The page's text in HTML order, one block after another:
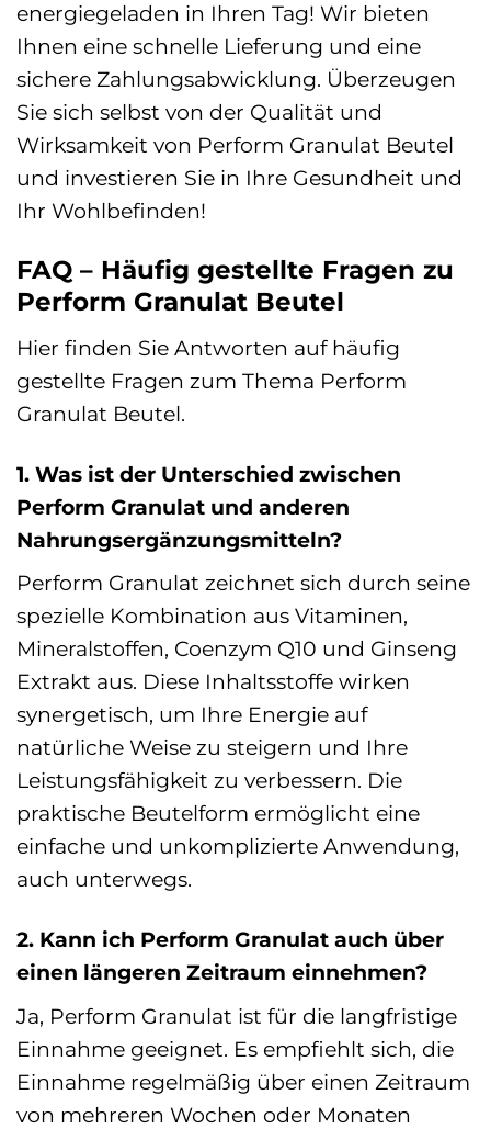
energiegeladen in Ihren Tag! Wir bieten
Ihnen eine schnelle Lieferung und eine
sichere Zahlungsabwicklung. Überzeugen
Sie sich selbst von der Qualität und
Wirksamkeit von Perform Granulat Beutel
und investieren Sie in Ihre Gesundheit und
Ihr Wohlbefinden!
FAQ – Häufig gestellte Fragen zu
Perform Granulat Beutel
Hier finden Sie Antworten auf häufig
gestellte Fragen zum Thema Perform
Granulat Beutel.
1. Was ist der Unterschied zwischen
Perform Granulat und anderen
Nahrungsergänzungsmitteln?
Perform Granulat zeichnet sich durch seine
spezielle Kombination aus Vitaminen,
Mineralstoffen, Coenzym Q10 und Ginseng
Extrakt aus. Diese Inhaltsstoffe wirken
synergetisch, um Ihre Energie auf
natürliche Weise zu steigern und Ihre
Leistungsfähigkeit zu verbessern. Die
praktische Beutelform ermöglicht eine
einfache und unkomplizierte Anwendung,
auch unterwegs.
2. Kann ich Perform Granulat auch über
einen längeren Zeitraum einnehmen?
Ja, Perform Granulat ist für die langfristige
Einnahme geeignet. Es empfiehlt sich, die
Einnahme regelmäßig über einen Zeitraum
von mehreren Wochen oder Monaten